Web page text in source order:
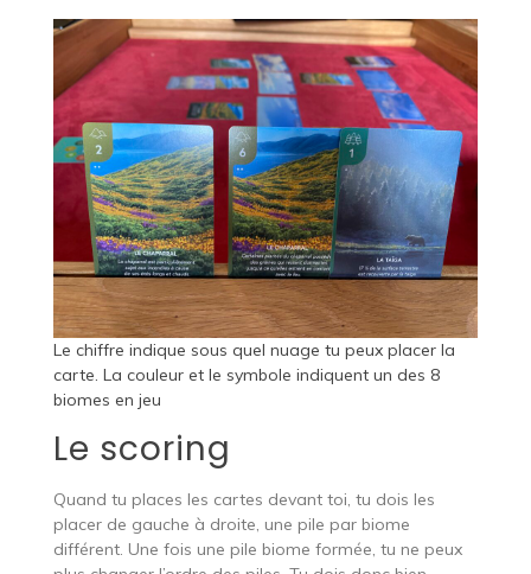
Le chiffre indique sous quel nuage tu peux placer la
carte. La couleur et le symbole indiquent un des 8
biomes en jeu
Le scoring
Quand tu places les cartes devant toi, tu dois les
placer de gauche à droite, une pile par biome
différent. Une fois une pile biome formée, tu ne peux